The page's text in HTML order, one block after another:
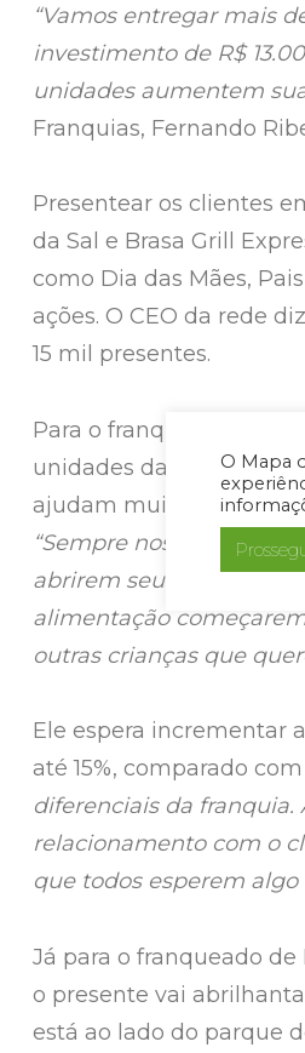
O Mapa
“Vamos entregar mais
investimento de R$
unidades aumentem
Franquias, Fernando
Presentear os clientes
da Sal e Brasa Grill
como Dia das Mães,
ações. O CEO da rede
15 mil presentes.
Para o franqueado
unidades da Sal e Brasa
ajudam muito suas
“Sempre nos
abrirem seus presentes
alimentação
outras crianças que
Ele espera incrementar
até 15%, comparado
diferenciais da
relacionamento com o
que todos esperem algo
Já para o franqueado
o presente vai
está ao lado do parque